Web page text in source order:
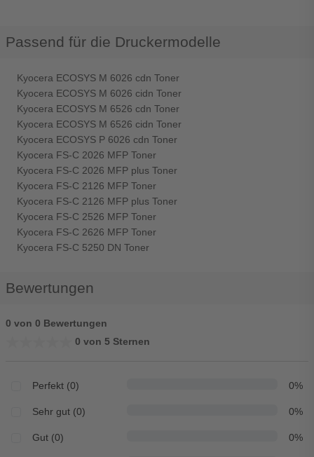
Passend für die Druckermodelle
Kyocera ECOSYS M 6026 cdn Toner
Kyocera ECOSYS M 6026 cidn Toner
Kyocera ECOSYS M 6526 cdn Toner
Kyocera ECOSYS M 6526 cidn Toner
Kyocera ECOSYS P 6026 cdn Toner
Kyocera FS-C 2026 MFP Toner
Kyocera FS-C 2026 MFP plus Toner
Kyocera FS-C 2126 MFP Toner
Kyocera FS-C 2126 MFP plus Toner
Kyocera FS-C 2526 MFP Toner
Kyocera FS-C 2626 MFP Toner
Kyocera FS-C 5250 DN Toner
Bewertungen
0 von 0 Bewertungen
0 von 5 Sternen
Perfekt (0) 0%
Sehr gut (0) 0%
Gut (0) 0%